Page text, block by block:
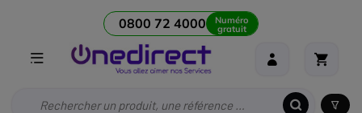
0800 72 4000 Numéro
gratuit